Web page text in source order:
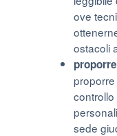
ove
ostacoli
proporre
sede